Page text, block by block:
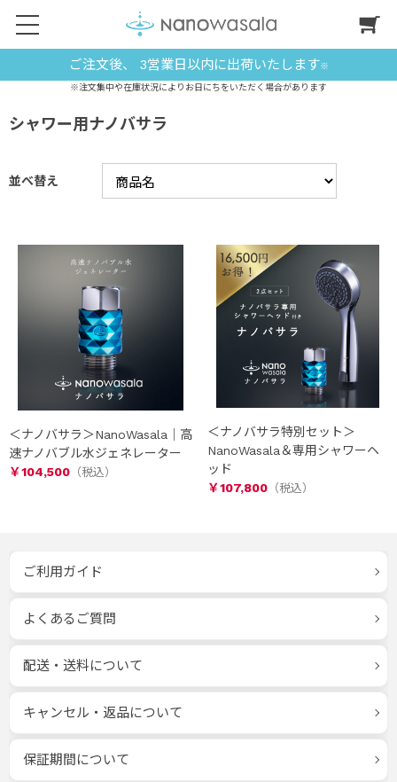
ご注文後、 3営業日以内に出荷いたします※
※注文集中や在庫状況によりお日にちをいただく場合があります
シャワー用ナノバサラ
並べ替え
＜ナノバサラ＞NanoWasala｜高
速ナノバブル水ジェネレーター
￥104,500
＜ナノバサラ特別セット＞
NanoWasala＆専用シャワーヘ
ッド
￥107,800
ご利用ガイド
よくあるご質問
配送・送料について
キャンセル・返品について
保証期間について